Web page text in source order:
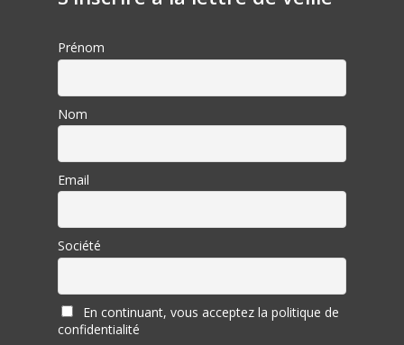
Prénom
Nom
Email
Société
En continuant, vous acceptez la politique de
confidentialité